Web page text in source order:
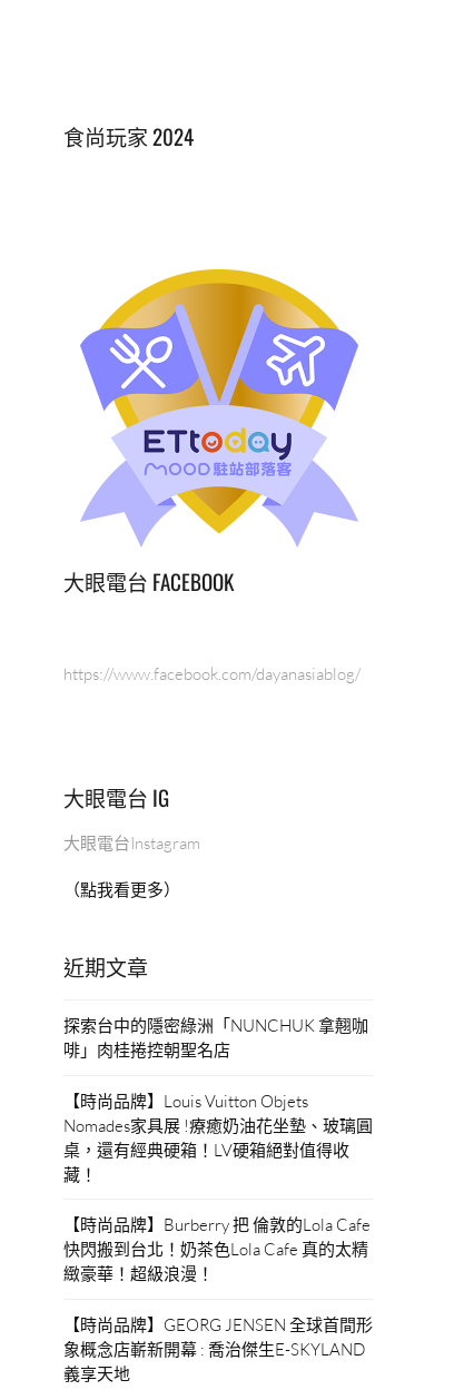
食尚玩家 2024
大眼電台 FACEBOOK
https://www.facebook.com/dayanasiablog/
大眼電台 IG
大眼電台Instagram
（點我看更多）
近期文章
探索台中的隱密綠洲「NUNCHUK 拿翹咖
啡」肉桂捲控朝聖名店
【時尚品牌】Louis Vuitton Objets
Nomades家具展 !療癒奶油花坐墊、玻璃圓
桌，還有經典硬箱！LV硬箱絕對值得收
藏！
【時尚品牌】Burberry 把 倫敦的Lola Cafe
快閃搬到台北！奶茶色Lola Cafe 真的太精
緻豪華！超級浪漫！
【時尚品牌】GEORG JENSEN 全球首間形
象概念店嶄新開幕 : 喬治傑生E-SKYLAND
義享天地